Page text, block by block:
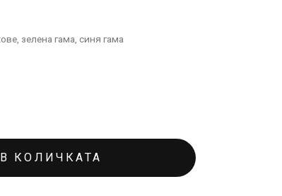
зелена гама синя гама
КОЛИЧКАТА